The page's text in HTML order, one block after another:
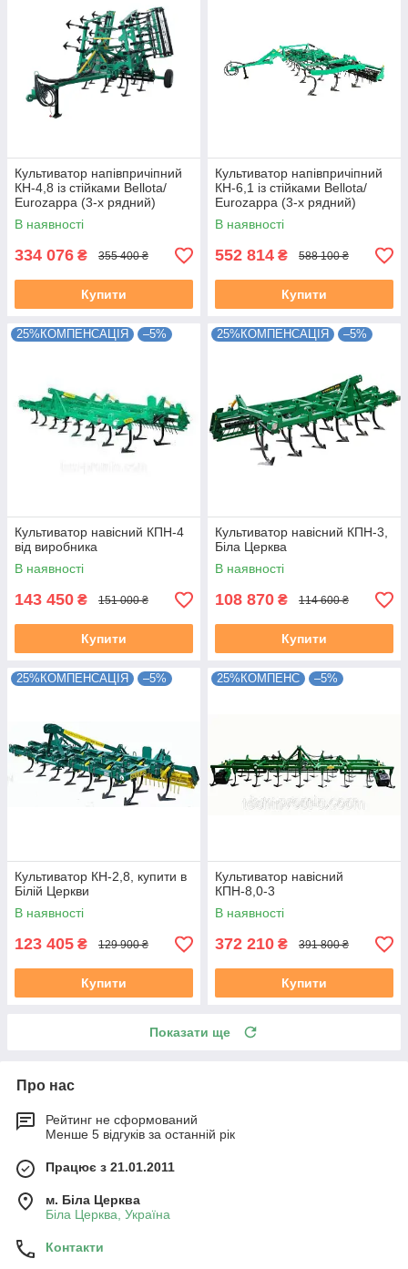
Культиватор напівпричіпний
КН-4,8 із стійками Bellota/
Eurozappa (3-х рядний)
В наявності
334 076 ₴ 355 400 ₴
Купити
Культиватор напівпричіпний
КН-6,1 із стійками Bellota/
Eurozappa (3-х рядний)
В наявності
552 814 ₴ 588 100 ₴
Купити
25%КОМПЕНСАЦІЯ –5%
Культиватор навісний КПН-4
від виробника
В наявності
143 450 ₴ 151 000 ₴
Купити
25%КОМПЕНСАЦІЯ –5%
Культиватор навісний КПН-3,
Біла Церква
В наявності
108 870 ₴ 114 600 ₴
Купити
25%КОМПЕНСАЦІЯ –5%
Культиватор КН-2,8, купити в
Білій Церкви
В наявності
123 405 ₴ 129 900 ₴
Купити
25%КОМПЕНС –5%
Культиватор навісний
КПН-8,0-3
В наявності
372 210 ₴ 391 800 ₴
Купити
Показати ще
Про нас
Рейтинг не сформований
Менше 5 відгуків за останній рік
Працює з 21.01.2011
м. Біла Церква
Біла Церква, Україна
Контакти